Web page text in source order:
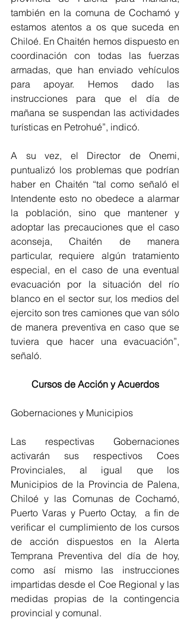
también en la comuna de Cochamó y
estamos atentos a os que suceda en
Chiloé. En Chaitén hemos dispuesto en
coordinación con todas las fuerzas
armadas, que han enviado vehículos
para apoyar. Hemos dado las
instrucciones para que el día de
mañana se suspendan las actividades
turísticas en Petrohué”, indicó.
A su vez, el Director de Onemi,
puntualizó los problemas que podrían
haber en Chaitén “tal como señaló el
Intendente esto no obedece a alarmar
la población, sino que mantener y
adoptar las precauciones que el caso
aconseja, Chaitén de manera
particular, requiere algún tratamiento
especial, en el caso de una eventual
evacuación por la situación del río
blanco en el sector sur, los medios del
ejercito son tres camiones que van sólo
de manera preventiva en caso que se
tuviera que hacer una evacuación”,
señaló.
Cursos de Acción y Acuerdos
Gobernaciones y Municipios
Las respectivas Gobernaciones
activarán sus respectivos Coes
Provinciales, al igual que los
Municipios de la Provincia de Palena,
Chiloé y las Comunas de Cochamó,
Puerto Varas y Puerto Octay,  a fin de
verificar el cumplimiento de los cursos
de acción dispuestos en la Alerta
Temprana Preventiva del día de hoy,
como así mismo las instrucciones
impartidas desde el Coe Regional y las
medidas propias de la contingencia
provincial y comunal.